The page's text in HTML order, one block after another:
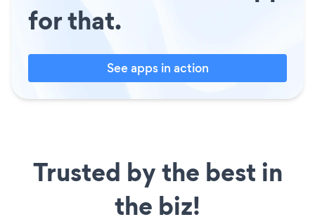
for that.
See apps in action
Trusted by the best in
the biz!